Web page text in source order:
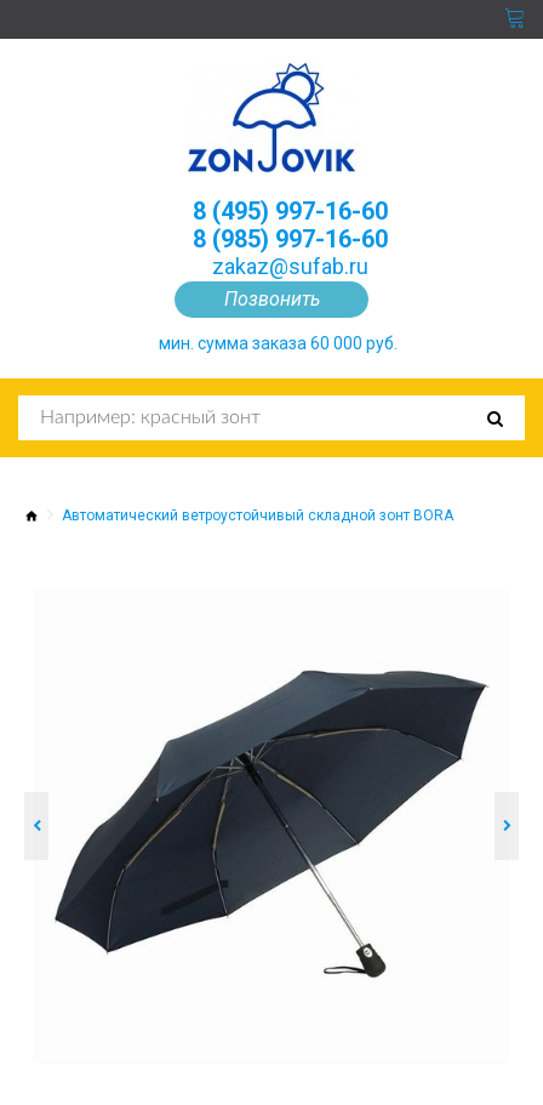
Позвонить
8 (495) 997-16-60
8 (985) 997-16-60
zakaz@sufab.ru
мин. сумма заказа 60 000 руб.
Автоматический ветроустойчивый складной зонт BORA